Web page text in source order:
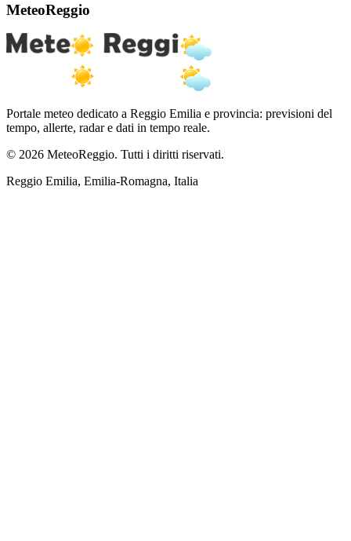
MeteoReggio
Portale meteo dedicato a Reggio Emilia e provincia: previsioni del
tempo, allerte, radar e dati in tempo reale.
© 2026 MeteoReggio. Tutti i diritti riservati.
Reggio Emilia, Emilia-Romagna, Italia